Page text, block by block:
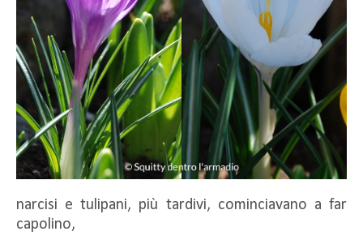
narcisi e tulipani, più tardivi, cominciavano a far
capolino,